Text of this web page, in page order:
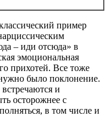
пример
– иди отсюда» в
эмоциональная
прихотей. Все тоже
было поклонение.
и
осторожнее с
в том числе и